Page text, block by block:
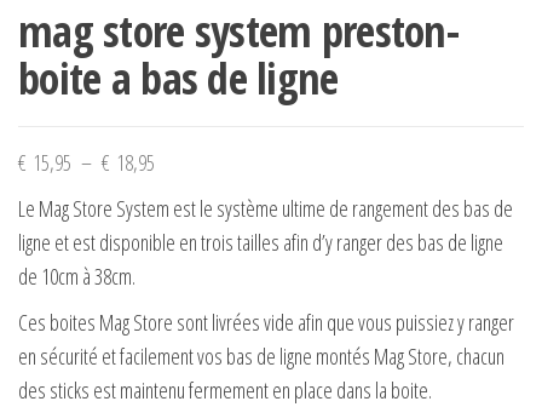
mag store system preston-
boite a bas de ligne
€ 15,95 – € 18,95
prix :
€ 18,95
Le Mag Store System est le système ultime de rangement des bas de
ligne et est disponible en trois tailles afin d’y ranger des bas de ligne
de 10cm à 38cm.
Ces boites Mag Store sont livrées vide afin que vous puissiez y ranger
en sécurité et facilement vos bas de ligne montés Mag Store, chacun
des sticks est maintenu fermement en place dans la boite.